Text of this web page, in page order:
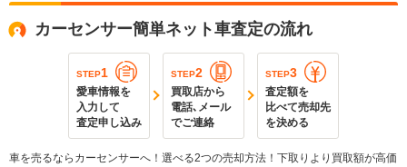
カーセンサー簡単ネット車査定の流れ
STEP1
愛車情報を
入力して
査定申し込み
STEP2
買取店から
電話､メール
でご連絡
STEP3
査定額を
比べて売却先
を決める
車を売るならカーセンサーへ！選べる2つの売却方法！下取りより買取額が高価